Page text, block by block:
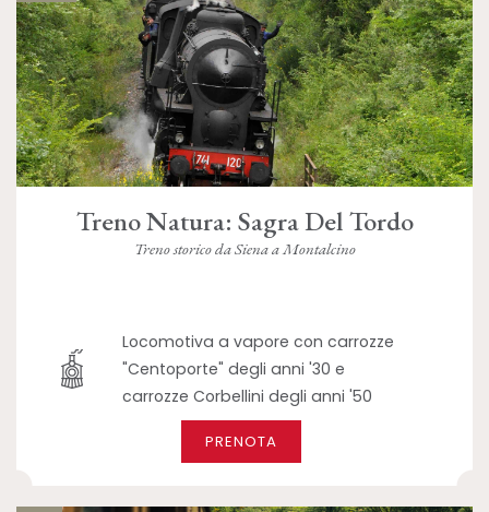
Treno Natura: Sagra Del Tordo
Treno storico da Siena a Montalcino
Locomotiva a vapore con carrozze
"Centoporte" degli anni '30 e
carrozze Corbellini degli anni '50
PRENOTA